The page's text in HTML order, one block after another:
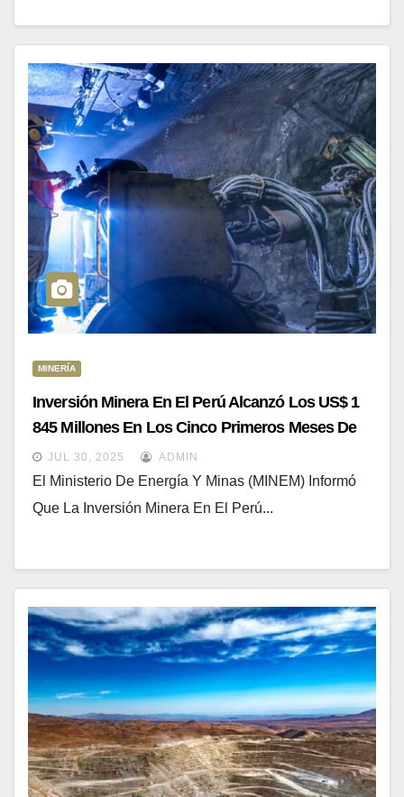
MINERÍA
Inversión Minera En El Perú Alcanzó Los US$ 1
845 Millones En Los Cinco Primeros Meses De
2025JUL 30, 2025 ADMIN
El Ministerio De Energía Y Minas (MINEM) Informó
Que La Inversión Minera En El Perú...